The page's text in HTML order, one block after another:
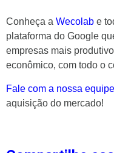
Conheça a Wecolab e
plataforma do Google
empresas mais
econômico, com todo o
Fale com a nossa equipe
aquisição do mercado!